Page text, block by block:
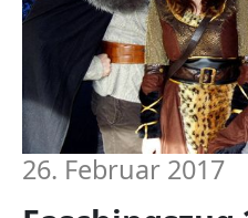
26. Februar 2017